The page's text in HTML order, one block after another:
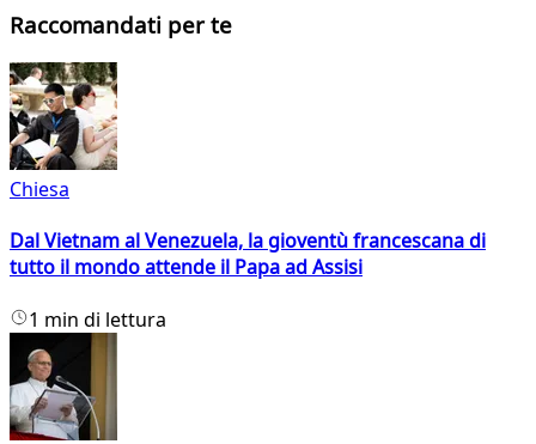
Raccomandati per te
Chiesa
Dal Vietnam al Venezuela, la gioventù francescana di
tutto il mondo attende il Papa ad Assisi
1 min di lettura